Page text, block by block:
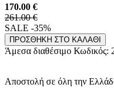
170.00 €
261.00 €
SALE -35%
ΠΡΟΣΘΗΚΗ ΣΤΟ ΚΑΛΑΘΙ
Άμεσα διαθέσιμο Κωδικός:
Αποστολή σε όλη την